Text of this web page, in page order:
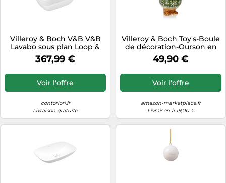
Villeroy & Boch V&B V&B
Lavabo sous plan Loop &
Friends sans trou de
robinet, avec trop-plein,
Quantité:1
367,99 €
Voir l'offre
contorion.fr
Livraison gratuite
Villeroy & Boch Toy's-Boule
de décoration-Ourson en
Peluche
49,90 €
Voir l'offre
amazon-marketplace.fr
Livraison à 19,00 €